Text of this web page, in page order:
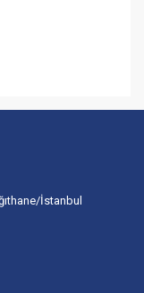
İstanbul